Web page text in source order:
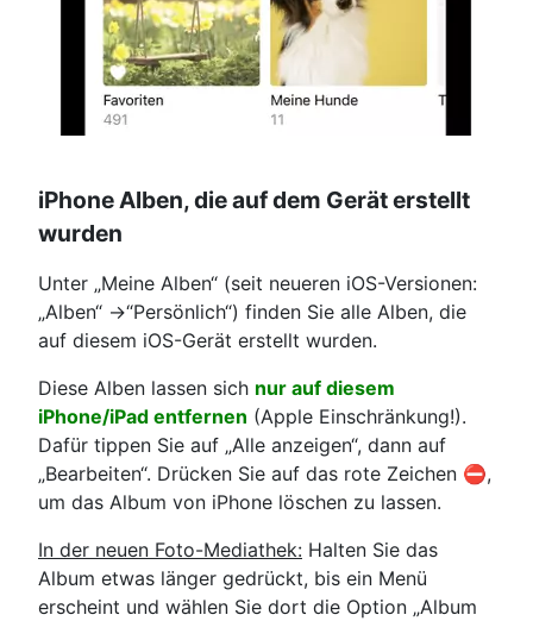
iPhone Alben, die auf dem Gerät erstellt
wurden
Unter „Meine Alben“ (seit neueren iOS-Versionen:
„Alben“ ->“Persönlich“) finden Sie alle Alben, die
auf diesem iOS-Gerät erstellt wurden.
Diese Alben lassen sich nur auf diesem
iPhone/iPad entfernen (Apple Einschränkung!).
Dafür tippen Sie auf „Alle anzeigen“, dann auf
„Bearbeiten“. Drücken Sie auf das rote Zeichen ⛔,
um das Album von iPhone löschen zu lassen.
In der neuen Foto-Mediathek: Halten Sie das
Album etwas länger gedrückt, bis ein Menü
erscheint und wählen Sie dort die Option „Album